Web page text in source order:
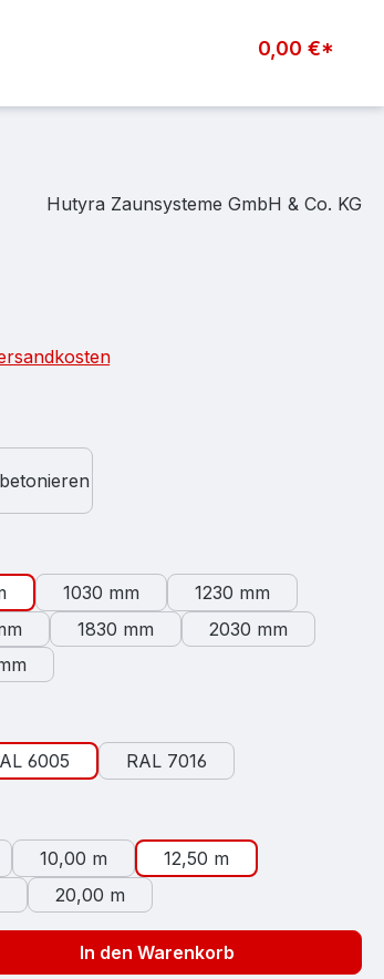
0,00 €*
Hutyra Zaunsysteme GmbH & Co. KG
1030 mm
1230 mm
1830 mm
2030 mm
6005 RAL 7016
10,00 m
12,50 m
20,00 m
In den Warenkorb